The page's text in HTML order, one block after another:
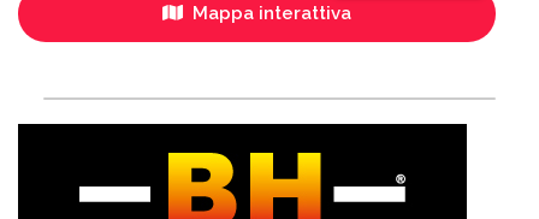
Mappa interattiva